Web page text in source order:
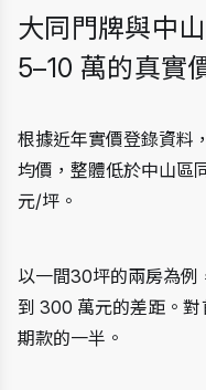
大同門牌與中
5–10 萬的真實
根據近年實價登錄資料
均價，整體低於中山區
元/坪。
以一間30坪的兩房為例
到 300 萬元的差距。
期款的一半。